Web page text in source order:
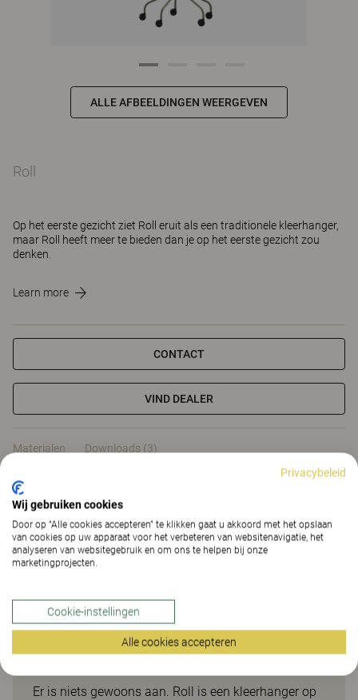
ALLE AFBEELDINGEN WEERGEVEN
Roll
Op het eerste gezicht ziet Roll eruit als een traditionele kleerhanger,
maar Roll heeft meer te bieden dan je op het eerste gezicht zou
denken.
Learn more
CONTACT
VIND DEALER
Materialen Downloads (3)
Materialen
Downloads (3)
Roll
Er is niets gewoons aan. Roll is een kleerhanger op
Privacybeleid
Wij gebruiken cookies
Door op “Alle cookies accepteren” te klikken gaat u akkoord met het opslaan
van cookies op uw apparaat voor het verbeteren van websitenavigatie, het
analyseren van websitegebruik en om ons te helpen bij onze
marketingprojecten.
Cookie-instellingen
Alle cookies accepteren